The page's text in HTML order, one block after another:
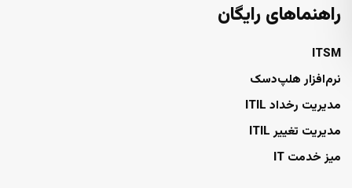
راهنماهای رایگان
ITSM
نرم‌افزار هلپ‌دسک
مدیریت رخداد ITIL
مدیریت تغییر ITIL
میز خدمت IT